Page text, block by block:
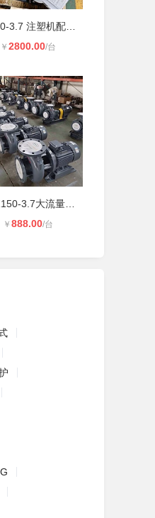
￥ 2800.00/台
￥ 888.00/台